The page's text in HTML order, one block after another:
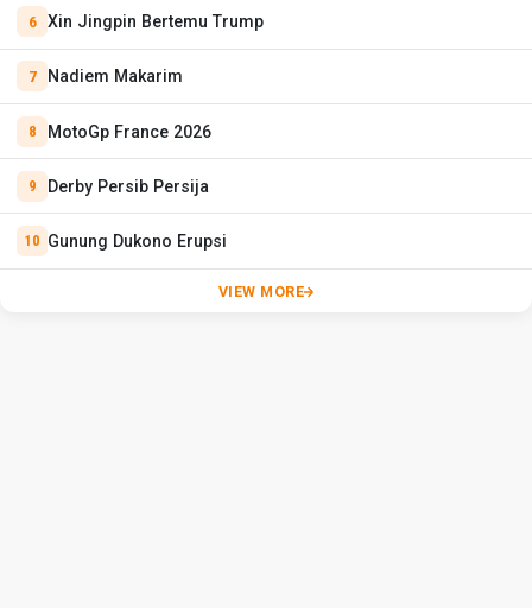
Xin Jingpin Bertemu Trump
Nadiem Makarim
MotoGp France 2026
Derby Persib Persija
Gunung Dukono Erupsi
VIEW MORE